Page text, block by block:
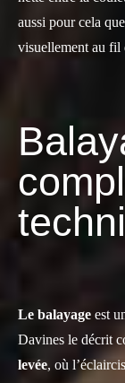
aussi pour cela
visuellement au fil
Le balayage est
Davines le décrit
levée, où